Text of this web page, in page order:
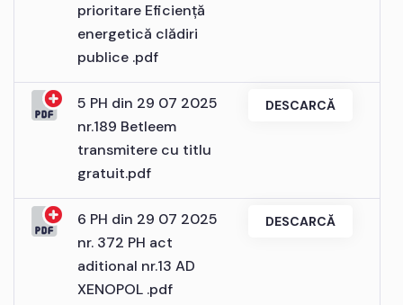
prioritare Eficiență
energetică clădiri
publice .pdf
5 PH din 29 07 2025
nr.189 Betleem
transmitere cu titlu
gratuit.pdf
DESCARCĂ
6 PH din 29 07 2025
nr. 372 PH act
aditional nr.13 AD
XENOPOL .pdf
DESCARCĂ